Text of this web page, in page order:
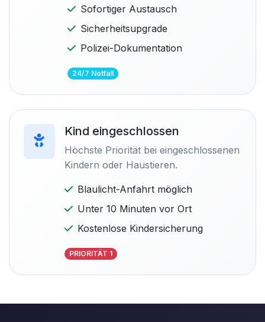
Sofortiger Austausch
Sicherheitsupgrade
Polizei-Dokumentation
24/7 Notfall
Kind eingeschlossen
Höchste Priorität bei eingeschlossenen
Kindern oder Haustieren.
Blaulicht-Anfahrt möglich
Unter 10 Minuten vor Ort
Kostenlose Kindersicherung
PRIORITÄT 1